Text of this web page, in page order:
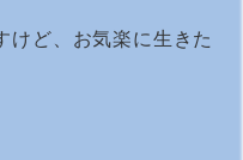
けど、お気楽に生きた